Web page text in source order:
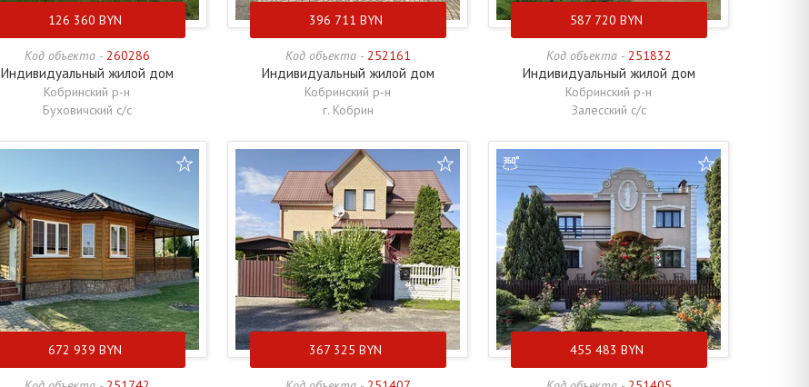
126 360 BYN
Код объекта - 260286
Индивидуальный жилой дом
Кобринский р-н
Буховичский с/с
396 711 BYN
Код объекта - 252161
Индивидуальный жилой дом
Кобринский р-н
г. Кобрин
587 720 BYN
Код объекта - 251832
Индивидуальный жилой дом
Кобринский р-н
Залесский с/с
672 939 BYN 367 325 BYN 455 483 BYN